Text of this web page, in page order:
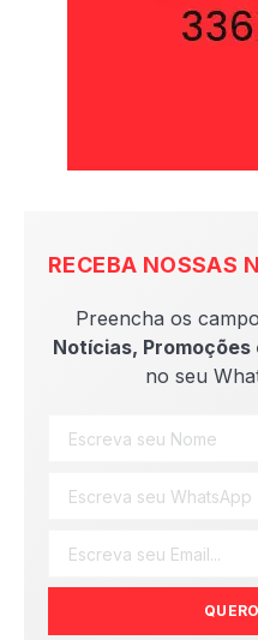
RECEBA NOSSAS
Preencha os
Notícias, Promoções
no seu